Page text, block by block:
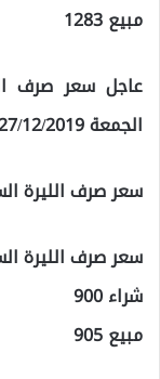
مبيع 1283
عاجل سعر صرف
الجمعة 27/12/2019
سعر صرف الليرة
سعر صرف الليرة
شراء 900
مبيع 905